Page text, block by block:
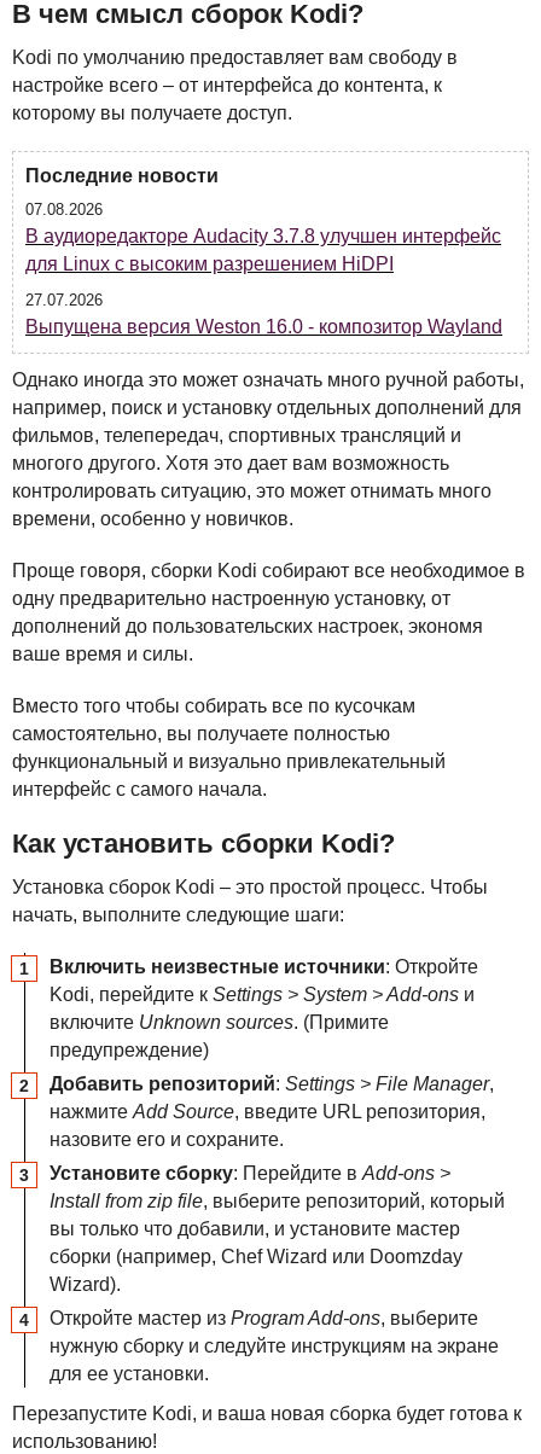
В чем смысл сборок Kodi?
Kodi по умолчанию предоставляет вам свободу в
настройке всего – от интерфейса до контента, к
которому вы получаете доступ.
Последние новости
07.08.2026
В аудиоредакторе Audacity 3.7.8 улучшен интерфейс
для Linux с высоким разрешением HiDPI
27.07.2026
Выпущена версия Weston 16.0 - композитор Wayland
Однако иногда это может означать много ручной работы,
например, поиск и установку отдельных дополнений для
фильмов, телепередач, спортивных трансляций и
многого другого. Хотя это дает вам возможность
контролировать ситуацию, это может отнимать много
времени, особенно у новичков.
Проще говоря, сборки Kodi собирают все необходимое в
одну предварительно настроенную установку, от
дополнений до пользовательских настроек, экономя
ваше время и силы.
Вместо того чтобы собирать все по кусочкам
самостоятельно, вы получаете полностью
функциональный и визуально привлекательный
интерфейс с самого начала.
Как установить сборки Kodi?
Установка сборок Kodi – это простой процесс. Чтобы
начать, выполните следующие шаги:
Включить неизвестные источники: Откройте
Kodi, перейдите к Settings > System > Add-ons и
включите Unknown sources. (Примите
предупреждение)
Добавить репозиторий: Settings > File Manager,
нажмите Add Source, введите URL репозитория,
назовите его и сохраните.
Установите сборку: Перейдите в Add-ons >
Install from zip file, выберите репозиторий, который
вы только что добавили, и установите мастер
сборки (например, Chef Wizard или Doomzday
Wizard).
Откройте мастер из Program Add-ons, выберите
нужную сборку и следуйте инструкциям на экране
для ее установки.
Перезапустите Kodi, и ваша новая сборка будет готова к
использованию!